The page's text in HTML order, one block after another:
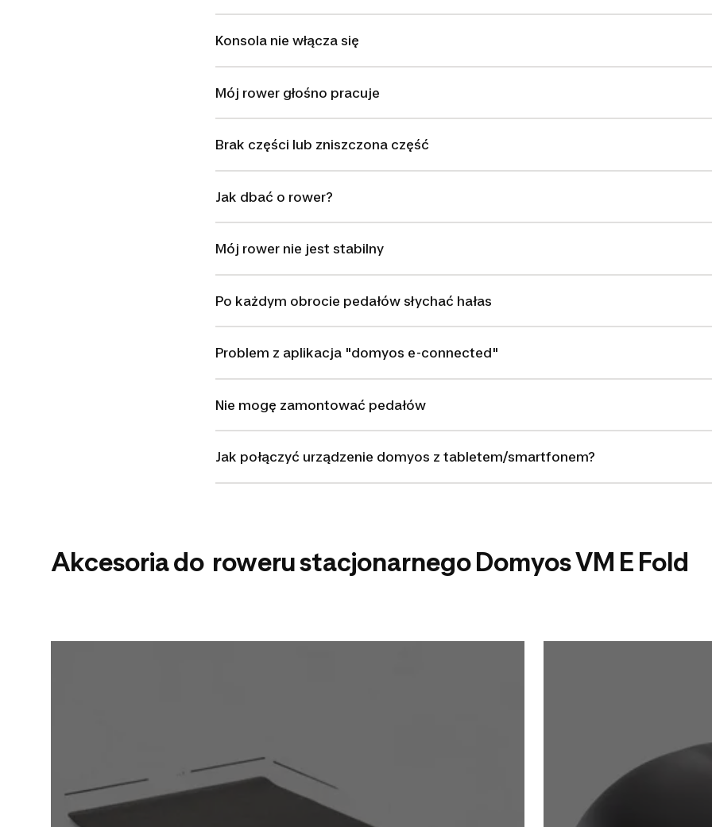
Konsola nie włącza się
Mój rower głośno pracuje
Brak części lub zniszczona część
Jak dbać o rower?
Mój rower nie jest stabilny
Po każdym obrocie pedałów słychać hałas
Problem z aplikacja "domyos e-connected"
Nie mogę zamontować pedałów
Jak połączyć urządzenie domyos z tabletem/smartfonem?
Akcesoria do roweru stacjonarnego Domyos VM E Fold